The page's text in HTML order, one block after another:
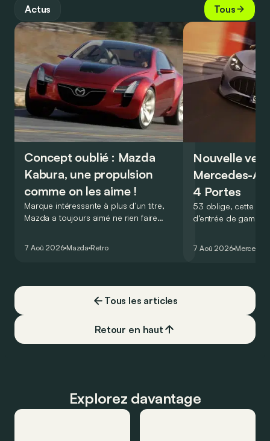
Actus Tous
Concept oublié : Mazda
Kabura, une propulsion
comme on les aime !
Marque intéressante à plus d’un titre,
Mazda a toujours aimé ne rien faire
de la plus belle des manières…
7 Aoû 2026 Mazda Retro
Nouvelle
Mercedes-
4 Portes
53 oblige, cette
d’entrée de
moins…
7 Aoû 2026 Mercedes
Tous les articles
Retour en haut
Explorez davantage